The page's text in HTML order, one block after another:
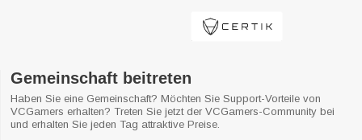
Gemeinschaft beitreten
Haben Sie eine Gemeinschaft? Möchten Sie Support-Vorteile von
VCGamers erhalten? Treten Sie jetzt der VCGamers-Community bei
und erhalten Sie jeden Tag attraktive Preise.